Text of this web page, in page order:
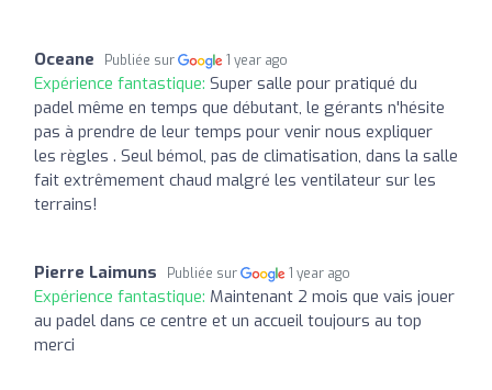
Oceane Publiée sur 1 year ago
Expérience fantastique: Super salle pour pratiqué du
padel même en temps que débutant, le gérants n'hésite
pas à prendre de leur temps pour venir nous expliquer
les règles . Seul bémol, pas de climatisation, dans la salle
fait extrêmement chaud malgré les ventilateur sur les
terrains!
Pierre Laimuns Publiée sur 1 year ago
Expérience fantastique: Maintenant 2 mois que vais jouer
au padel dans ce centre et un accueil toujours au top
merci